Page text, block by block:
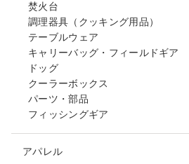
焚火台
調理器具（クッキング用品）
テーブルウェア
キャリーバッグ・フィールドギア
ドッグ
クーラーボックス
パーツ・部品
フィッシングギア
アパレル